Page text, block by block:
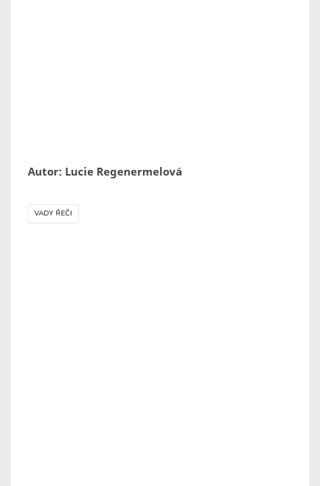
Autor: Lucie Regenermelová
VADY ŘEČI